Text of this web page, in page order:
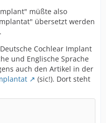
müßte also
übersetzt werden
Cochlear Implant
und Englische Sprache
auch den Artikel in der
(sic!). Dort steht